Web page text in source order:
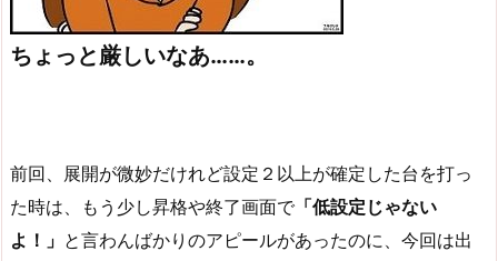
ちょっと厳しいなあ……。
前回、展開が微妙だけれど設定２以上が確定した台を打っ
た時は、もう少し昇格や終了画面で「低設定じゃない
よ！」 と言わんばかりのアピールがあったのに、今回は出